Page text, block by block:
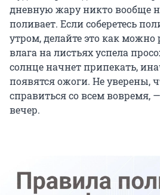
дневную жару никто вообще
поливает. Если соберетесь
утром, делайте это как
влага на листьях успела
солнце начнет припекать,
появятся ожоги. Не уверены,
справиться со всем вовремя,
вечер.